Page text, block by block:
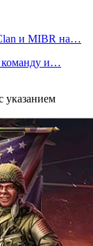
и MIBR на…
команду и…
указанием